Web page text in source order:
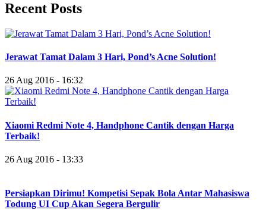
Recent Posts
Jerawat Tamat Dalam 3 Hari, Pond’s Acne Solution!
26 Aug 2016 - 16:32
Xiaomi Redmi Note 4, Handphone Cantik dengan Harga
Terbaik!
26 Aug 2016 - 13:33
Persiapkan Dirimu! Kompetisi Sepak Bola Antar Mahasiswa
Todung UI Cup Akan Segera Bergulir